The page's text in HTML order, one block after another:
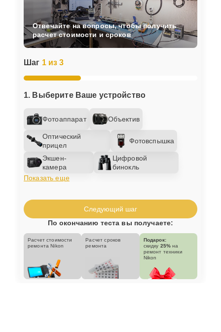
Шаг 1 из 3
1. Выберите Ваше устройство
Фотоаппарат Объектив
Оптический
прицел
Фотовспышка
Экшен-
камера
Цифровой
бинокль
Показать еще
Отвечайте на вопросы, чтобы получить
расчет стоимости и сроков
Следующий шаг
По окончанию теста вы получаете:
Расчет стоимости
ремонта Nikon
Расчет сроков
ремонта
Подарок:
скидку 25% на
ремонт техники
Nikon